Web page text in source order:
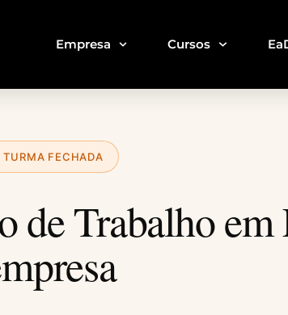
Empresa Cursos
FECHADA
de Trabalho